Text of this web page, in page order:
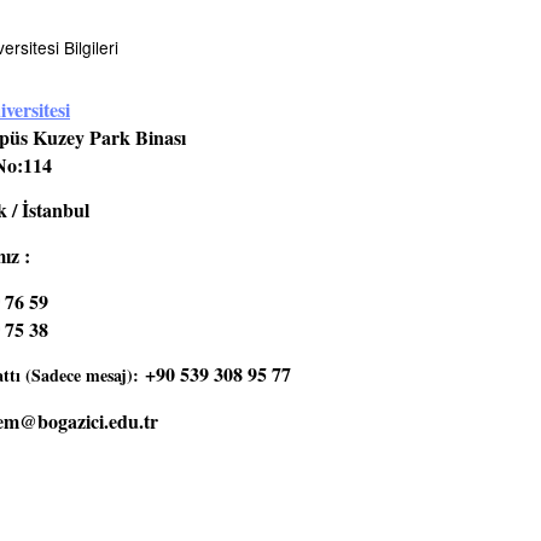
Bilgileri
Kuzey Park Binası
/ İstanbul
:
59
38
(Sadece mesaj): +90 539 308 95 77